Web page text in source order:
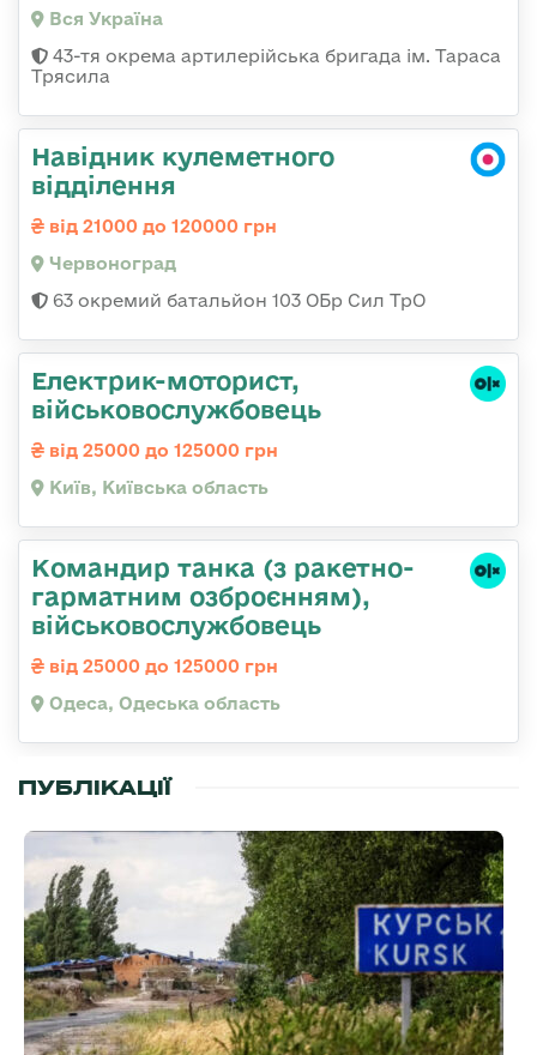
Вся Україна
43-тя окрема артилерійська бригада ім. Тараса
Трясила
Навідник кулеметного
відділення
від 21000 до 120000 грн
Червоноград
63 окремий батальйон 103 ОБр Сил ТрО
Електрик-моторист,
військовослужбовець
від 25000 до 125000 грн
Київ, Київська область
Командиp танка (з pакетно-
гарматним озброєнням),
військовослужбовець
від 25000 до 125000 грн
Одеса, Одеська область
ПУБЛІКАЦІЇ